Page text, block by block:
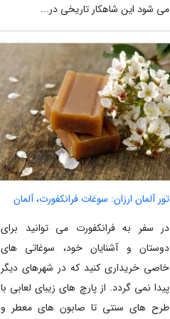
می شود این شاهکار تاریخی در...
تور آلمان ارزان: سوغات فرانکفورت، آلمان
در سفر به فرانکفورت می توانید برای
دوستان و آشنایان خود، سوغاتی های
خاصی خریداری کنید که در شهرهای دیگر
پیدا نمی گردد. از پارچ های زیبای لعابی با
طرح های سنتی تا صابون های معطر و